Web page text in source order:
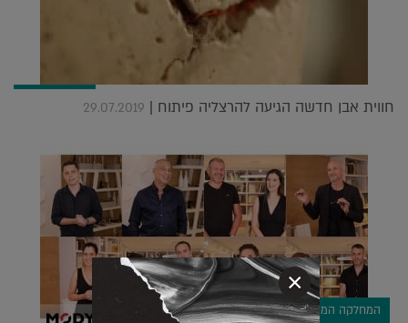
חווית אבן חדשה הגיעה להרצליה פיתוח | 29.07.2019
המחלקה המסחרית
×